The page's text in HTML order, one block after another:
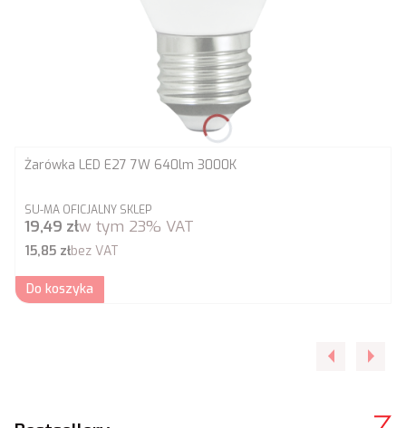
Żarówka LED E27 7W 640lm 3000K
PRODUCENT
SU-MA OFICJALNY SKLEP
Cena brutto
19,49 złw tym 23% VAT
Cena netto
15,85 złbez VAT
Do koszyka